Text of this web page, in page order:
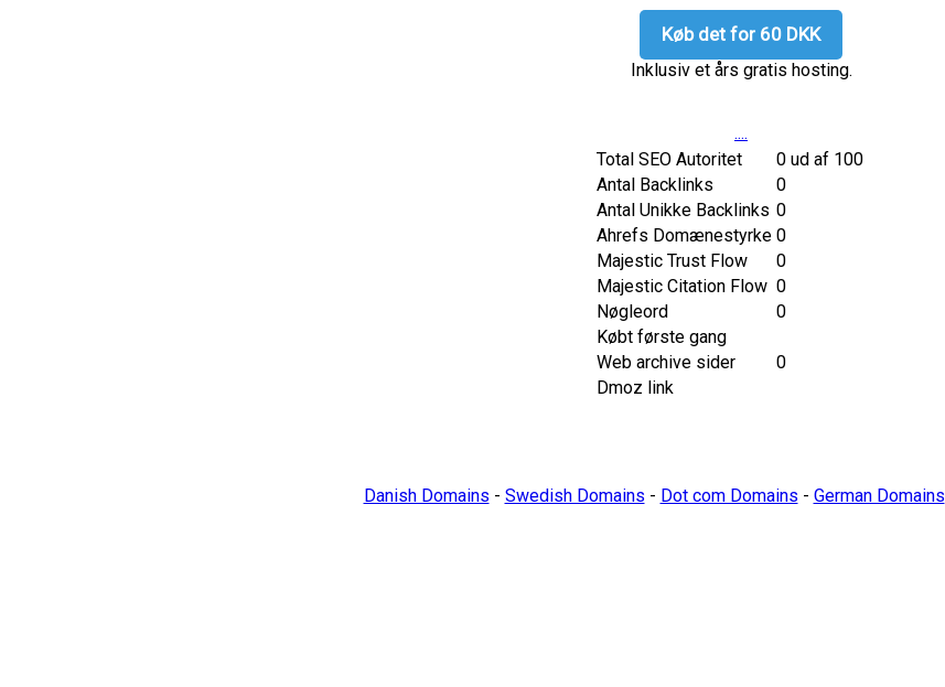
Køb det for 60 DKK
Inklusiv et års gratis hosting.
....
Total SEO Autoritet
0 ud af 100
Antal Backlinks
0
Antal Unikke Backlinks 0
Ahrefs Domænestyrke 0
Majestic Trust Flow
0
Majestic Citation Flow 0
Nøgleord
0
Købt første gang
Web archive sider
0
Dmoz link
Danish Domains - Swedish Domains - Dot com Domains - German Domains